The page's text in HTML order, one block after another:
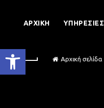
Ανοίξτε τη γραμμή εργαλείων
ΑΡΧΙΚΉ ΥΠΗΡΕΣΊΕΣ
Αρχική σελίδα